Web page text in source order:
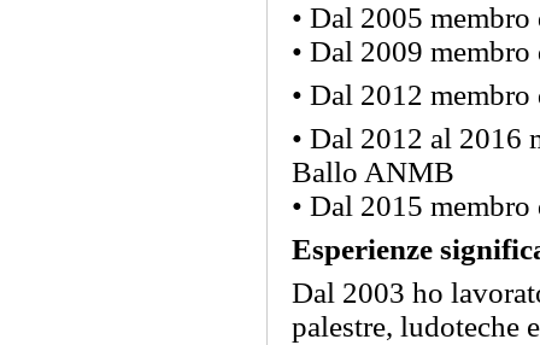
• Dal 2005
• Dal 2009
• Dal 2012
• Dal 2012 al 2016
Ballo ANMB
• Dal 2015
Esperienze
Dal 2003 ho
palestre, ludoteche